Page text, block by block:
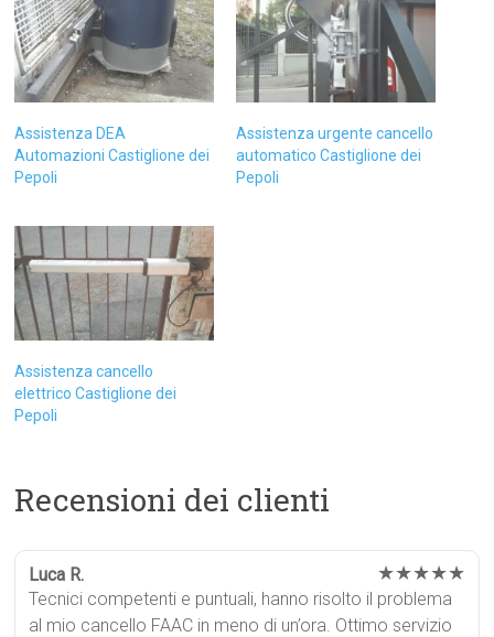
Assistenza DEA
Automazioni Castiglione dei
Pepoli
Assistenza urgente cancello
automatico Castiglione dei
Pepoli
Assistenza cancello
elettrico Castiglione dei
Pepoli
Recensioni dei clienti
Luca R. ★★★★★
Tecnici competenti e puntuali, hanno risolto il problema
al mio cancello FAAC in meno di un’ora. Ottimo servizio